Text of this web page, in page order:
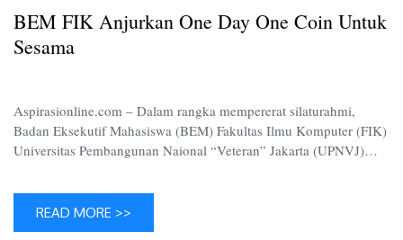
One
BEM FIK Anjurkan One Day One Coin Untuk
Sesama
Aspirasionline.com – Dalam rangka mempererat silaturahmi,
Badan Eksekutif Mahasiswa (BEM) Fakultas Ilmu Komputer (FIK)
Universitas Pembangunan Naional “Veteran” Jakarta (UPNVJ)…
READ MORE >>